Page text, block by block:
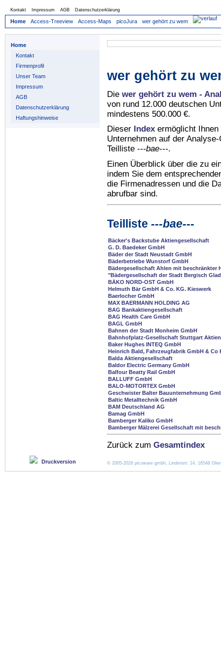
Kontakt Impressum AGB Datenschutzerklärung
Home Access-Treeview Access-Maps picoJura wer gehört zu wem
Home
Kontakt
Firmenprofil
Unser Team
Impressum
AGB
Datenschutzerklärung
Haftungshinweise
wer gehört zu
Die wer gehört zu wem -
von rund 12.000 deutschen
mindestens 500.000 €.
Dieser Index ermöglicht
Unternehmen auf der
Teilliste ---bae---.
Einen Überblick über die zu
indem Sie dem
die Firmenadressen und die
abrufbar sind.
Teilliste ---bae---
Bäcker's Backstube Aktiengesellschaft
G. D. Baedeker GmbH
Bäder der Stadt Neustadt GmbH
Bäderbetriebe Wunstorf GmbH
Bädergesellschaft Ahlen mit beschränkter
"Bädergesellschaft der Stadt Bergisch
BÄKO NORD-OST GmbH
Helmuth Bär GmbH & Co. KG. Kieswerk
Baerlocher GmbH
MAX BAERMANN HOLDING AG
BAG Bankaktiengesellschaft
BAG Health Care GmbH
BAGL GmbH
Bahnen der Stadt Monheim GmbH
Bahnhofplatz-Gesellschaft Stuttgart
Baker Hughes INTEQ GmbH
Heinrich Bald, Fahrzeugfabrik GmbH & Co
Balda Aktiengesellschaft
Baldor Electric Germany GmbH
Balfour Beatty Rail GmbH
BALLUFF GmbH
BALO-MOTORTEX GmbH
Geschwister Balter Bauunternehmung
Baltic Metalltechnik GmbH
BAM Deutschland AG
Bamag GmbH
Bamberger Kaliko GmbH
Bamberger Mälzerei Gesellschaft mit
Zurück zum Gesamtindex
Druckversion © 2005-2026 picoware gmbh, Lindenstr. 14, 16548